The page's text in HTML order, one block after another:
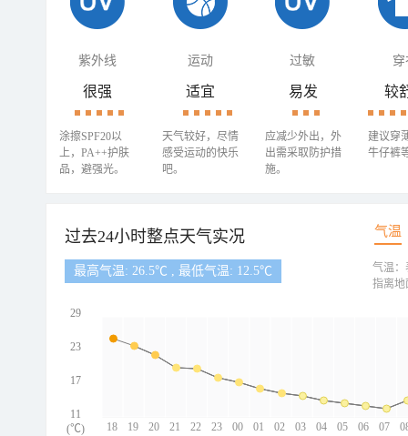
紫外线 运动 过敏 穿
很强
涂擦SPF20以
上，PA++护肤
品，避强光。
适宜
天气较好，尽情
感受运动的快乐
吧。
易发
应减少外出，外
出需采取防护措
施。
较
建议穿
牛仔裤
过去24小时整点天气实况 气温
最高气温: 26.5℃ , 最低气温: 12.5℃
18 19 20 21 22 23 00 01 02 03 04 05 06 07
29
23
17
11
(℃)
气温：
指离地